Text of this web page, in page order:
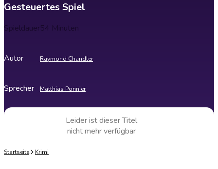
Gesteuertes Spiel
Spieldauer54 Minuten
Autor Raymond Chandler
Sprecher Matthias Ponnier
Leider ist dieser Titel
nicht mehr verfügbar
Startseite Krimi